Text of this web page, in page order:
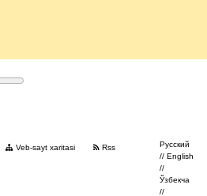
Veb-sayt xaritasi Rss
Русский
//English
//
Ўзбекча
//